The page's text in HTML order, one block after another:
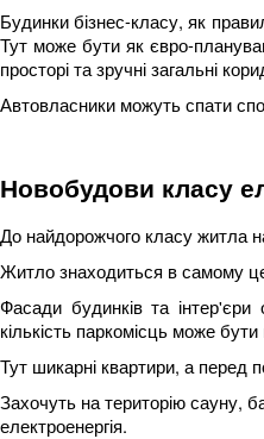
Будинки бізнес-класу, як
Тут може бути як євро-
просторі та зручні загальні
Автовласники можуть спати
Новобудови класу
До найдорожчого класу житла
Житло знаходиться в самому
Фасади будинків та
кількість паркомісць може
Тут шикарні квартири, а перед
Захочуть на територію сауну,
електроенергія.